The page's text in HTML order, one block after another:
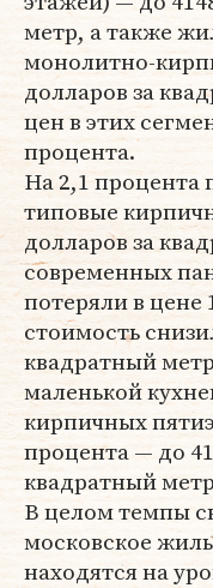
метр, а также
монолитно-
долларов за
цен в этих
процента.
На 2,1 процента
типовые
долларов за
современных
потеряли в
стоимость
квадратный
маленькой
кирпичных
процента — до
квадратный
В целом темпы
московское
находятся на